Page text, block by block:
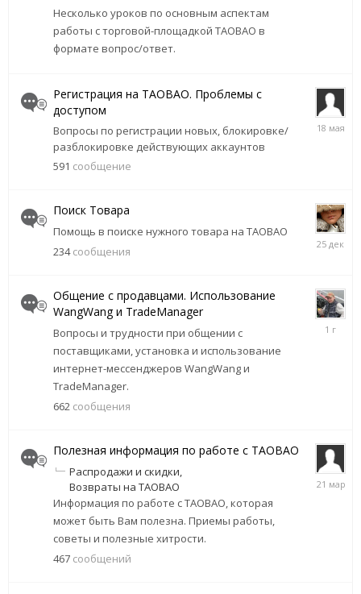
Несколько уроков по основным аспектам
работы сторговой-площадкой TAOBAO в
формате вопрос/ответ.
Регистрация на TAOBAO. Проблемы с
доступом
Вопросы по регистрации новых, блокировке/
разблокировке действующих аккаунтов
591 сообщение
18
Поиск Товара
Помощь в поиске нужного товара на TAOBAO
234 сообщения
25
декабря,
Общение с продавцами. Использование
WangWang и TradeManager
Вопросы и трудности при общении с
поставщиками, установка и использование
интернет-мессенджеров WangWang и
TradeManager.
662 сообщения
20
Полезная информация по работе с TAOBAO
Распродажи и скидки
Возвраты на TAOBAO
Информация по работе с TAOBAO, которая
может быть Вам полезна. Приемы работы,
советы и полезные хитрости.
467 сообщений
21
марта